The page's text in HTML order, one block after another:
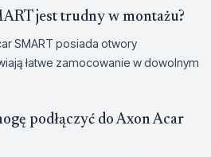
jest trudny w montażu?
SMART posiada otwory
łatwe zamocowanie w dowolnym
podłączyć do Axon Acar